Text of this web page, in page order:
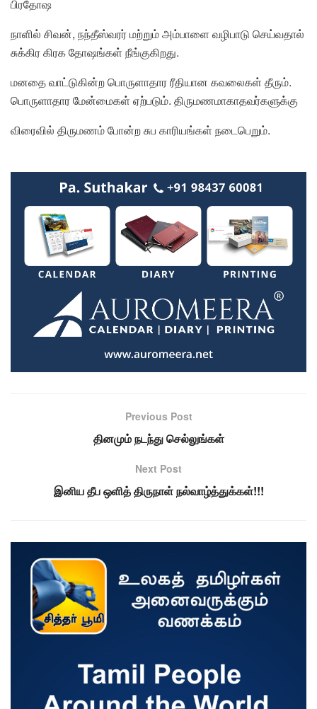
பிரதோஷ
நாளில் சிவன், நந்தீஸ்வரர் மற்றும் அம்பாளை வழிபாடு செய்வதால்
சுக்கிர கிரக தோஷங்கள் நீங்குகிறது.
மனதை வாட்டுகின்ற பொருளாதார ரீதியான கவலைகள் தீரும்.
பொருளாதார மேன்மைகள் ஏற்படும். திருமணமாகாதவர்களுக்கு
விரைவில் திருமணம் போன்ற சுப காரியங்கள் நடைபெறும்.
Previous Post
தினமும் நடந்து செல்லுங்கள்
Next Post
இனிய தீப ஒளித் திருநாள் நல்வாழ்த்துக்கள்!!!